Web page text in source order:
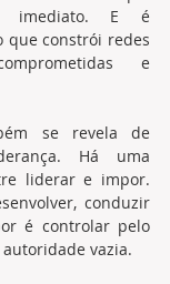
imediato. E é
que constrói redes
e
se revela de
Há uma
liderar e impor.
conduzir
é controlar pelo
vazia.